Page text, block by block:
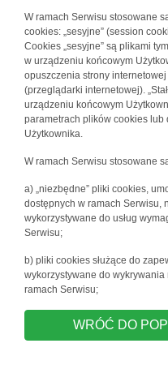
W ramach Serwisu stosowane
cookies: „sesyjne” (session
Cookies „sesyjne” są plikami
w urządzeniu końcowym
opuszczenia strony
(przeglądarki internetowej).
urządzeniu końcowym
parametrach plików cookies
Użytkownika.
W ramach Serwisu stosowane
a) „niezbędne” pliki cookies,
dostępnych w ramach Serwisu,
wykorzystywane do usług
Serwisu;
b) pliki cookies służące do
wykorzystywane do
ramach Serwisu;
WRÓĆ DO